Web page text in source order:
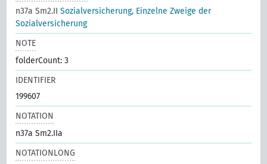
n37a Sm2.IISozialversicherung, Einzelne Zweige der
Sozialversicherung
NOTE
folderCount: 3
IDENTIFIER
199607
NOTATION
n37a Sm2.IIa
NOTATIONLONG